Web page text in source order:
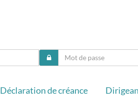
Déclaration de créance